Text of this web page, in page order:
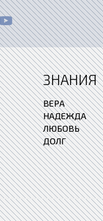
ЗНАНИЯ
ВЕРА
НАДЕЖДА
ЛЮБОВЬ
ДОЛГ